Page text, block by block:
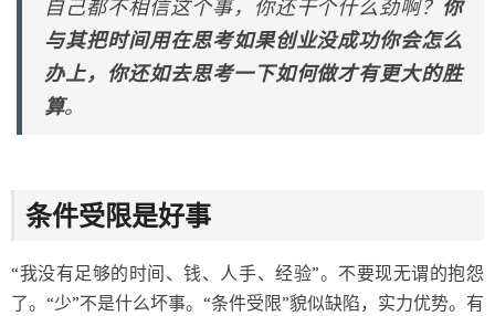
自己都不相信这个事，你还干个什么劲啊？ 你
与其把时间用在思考如果创业没成功你会怎么
办上，你还如去思考一下如何做才有更大的胜
算。
条件受限是好事
“我没有足够的时间、钱、人手、经验”。不要现无谓的抱怨
了。“少”不是什么坏事。“条件受限”貌似缺陷，实力优势。有